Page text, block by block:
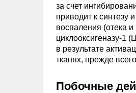
за счет
приводит к синтезу
воспаления (отека и
циклооксигеназу-1
в результате
тканях, прежде
Побочные